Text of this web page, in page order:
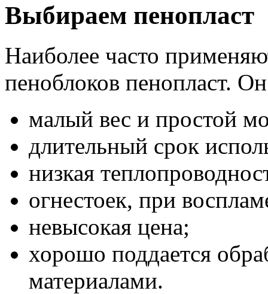
Выбираем пенопласт
Наиболее часто
пеноблоков пенопласт.
малый вес и простой
длительный срок
низкая
огнестоек, при
невысокая цена;
хорошо поддается
материалами.